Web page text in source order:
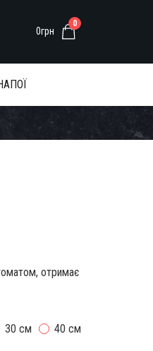
0
0грн
отримає
30 см 40 см